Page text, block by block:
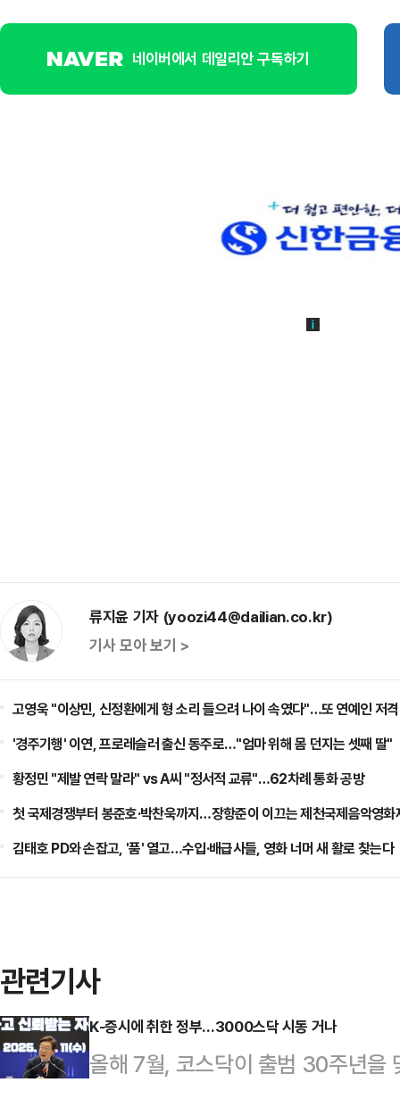
네이버에서 데일리안 구독하기
류지윤 기자 (yoozi44@dailian.co.kr)
기사 모아 보기 >
고영욱 "이상민, 신정환에게 형 소리 들으려 나이 속였다"…또 연예인 저격
'경주기행' 이연, 프로레슬러 출신 동주로…"엄마 위해 몸 던지는 셋째 딸"
황정민 "제발 연락 말라" vs A씨 "정서적 교류"…62차례 통화 공방
첫 국제경쟁부터 봉준호·박찬욱까지…장항준이 이끄는 제천국제음악영화
김태호 PD와 손잡고, '품' 열고…수입·배급사들, 영화 너머 새 활로 찾는다
관련기사
K-증시에 취한 정부…3000스닥 시동 거나
올해 7월, 코스닥이 출범 30주년을